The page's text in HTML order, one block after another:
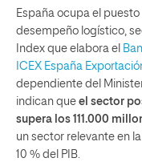
España ocupa el
desempeño logístico,
Index que elabora el
ICEX España
dependiente del
indican que el sector
supera los 111.000
un sector relevante en
10 % del PIB.